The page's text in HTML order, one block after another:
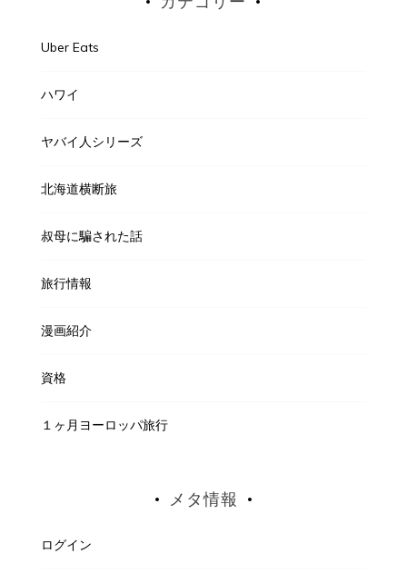
Uber Eats
ハワイ
ヤバイ人シリーズ
北海道横断旅
叔母に騙された話
旅行情報
漫画紹介
資格
１ヶ月ヨーロッパ旅行
メタ情報
ログイン